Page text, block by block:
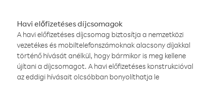
Havi előfizetéses díjcsomagok
A havi előfizetéses díjcsomag biztosítja a nemzetközi
vezetékes és mobiltelefonszámoknak alacsony díjakkal
történő hívását anélkül, hogy bármikor is meg kellene
újítani a díjcsomagot. A havi előfizetéses konstrukcióval
az eddigi hívásait olcsóbban bonyolíthatja le